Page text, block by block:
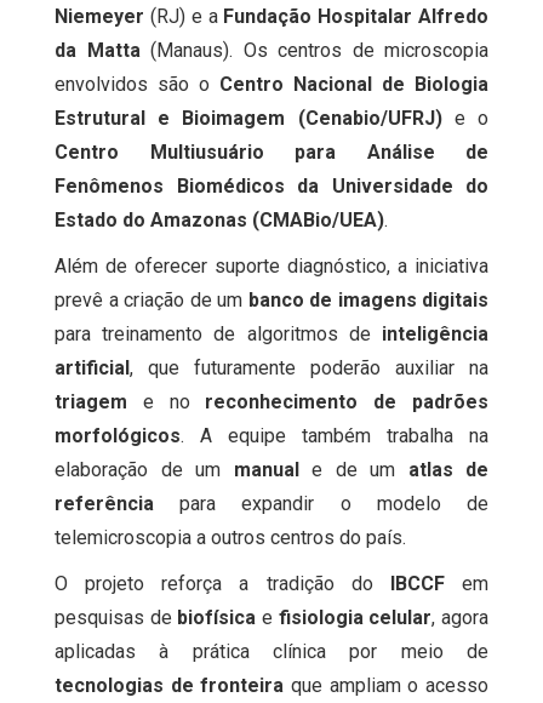
Niemeyer (RJ) e a Fundação Hospitalar Alfredo
da Matta(Manaus). Os centros de microscopia
envolvidos são o Centro Nacional de Biologia
Estrutural e Bioimagem (Cenabio/UFRJ)e o
Centro Multiusuário para Análise de
Fenômenos Biomédicos da Universidade do
Estado do Amazonas (CMABio/UEA).
Além de oferecer suporte diagnóstico, a iniciativa
prevê a criação de um banco de imagens digitais
para treinamento de algoritmos de inteligência
artificial, que futuramente poderão auxiliar na
triagem e no reconhecimento de padrões
morfológicos. A equipe também trabalha na
elaboração de um manuale de um atlas de
referência para expandir o modelo de
telemicroscopia a outros centros do país.
O projeto reforça a tradição do IBCCFem
pesquisas de biofísica e fisiologia celular, agora
aplicadas à prática clínica por meio de
tecnologias de fronteira que ampliam o acesso